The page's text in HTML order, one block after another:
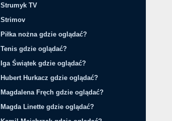
Strumyk TV
Strimov
Piłka nożna gdzie oglądać?
Tenis gdzie oglądać?
Iga Świątek gdzie oglądać?
Hubert Hurkacz gdzie oglądać?
Magdalena Fręch gdzie oglądać?
Magda Linette gdzie oglądać?